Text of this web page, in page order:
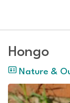
Hongo
Nature &